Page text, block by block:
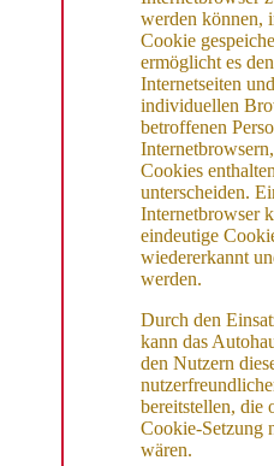
werden können,
Cookie
ermöglicht es
Internetseiten
individuellen
betroffenen
Cookies
unterscheiden.
Internetbrowser
eindeutige
wiedererkannt
werden.
Durch den
kann das
den Nutzern
bereitstellen, die
Cookie-Setzung
wären.